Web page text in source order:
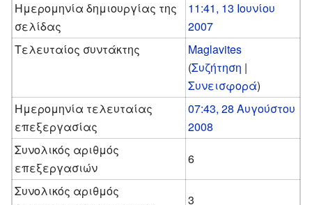
Ημερομηνία δημιουργίας της
σελίδας
11:41, 13 Ιουνίου
2007
Τελευταίος συντάκτης
Maglavites
(Συζήτηση |
Συνεισφορά)
Ημερομηνία τελευταίας
επεξεργασίας
07:43, 28 Αυγούστου
2008
Συνολικός αριθμός
επεξεργασιών
6
Συνολικός αριθμός
3